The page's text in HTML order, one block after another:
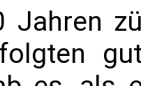
Jahren